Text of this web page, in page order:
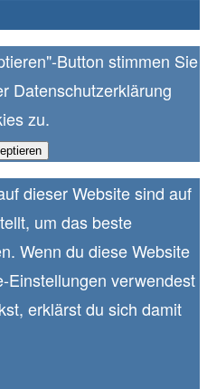
Button stimmen Sie
Datenschutzerklärung
zu.
dieser Website sind auf
um das beste
Wenn du diese Website
Einstellungen verwendest
erklärst du sich damit